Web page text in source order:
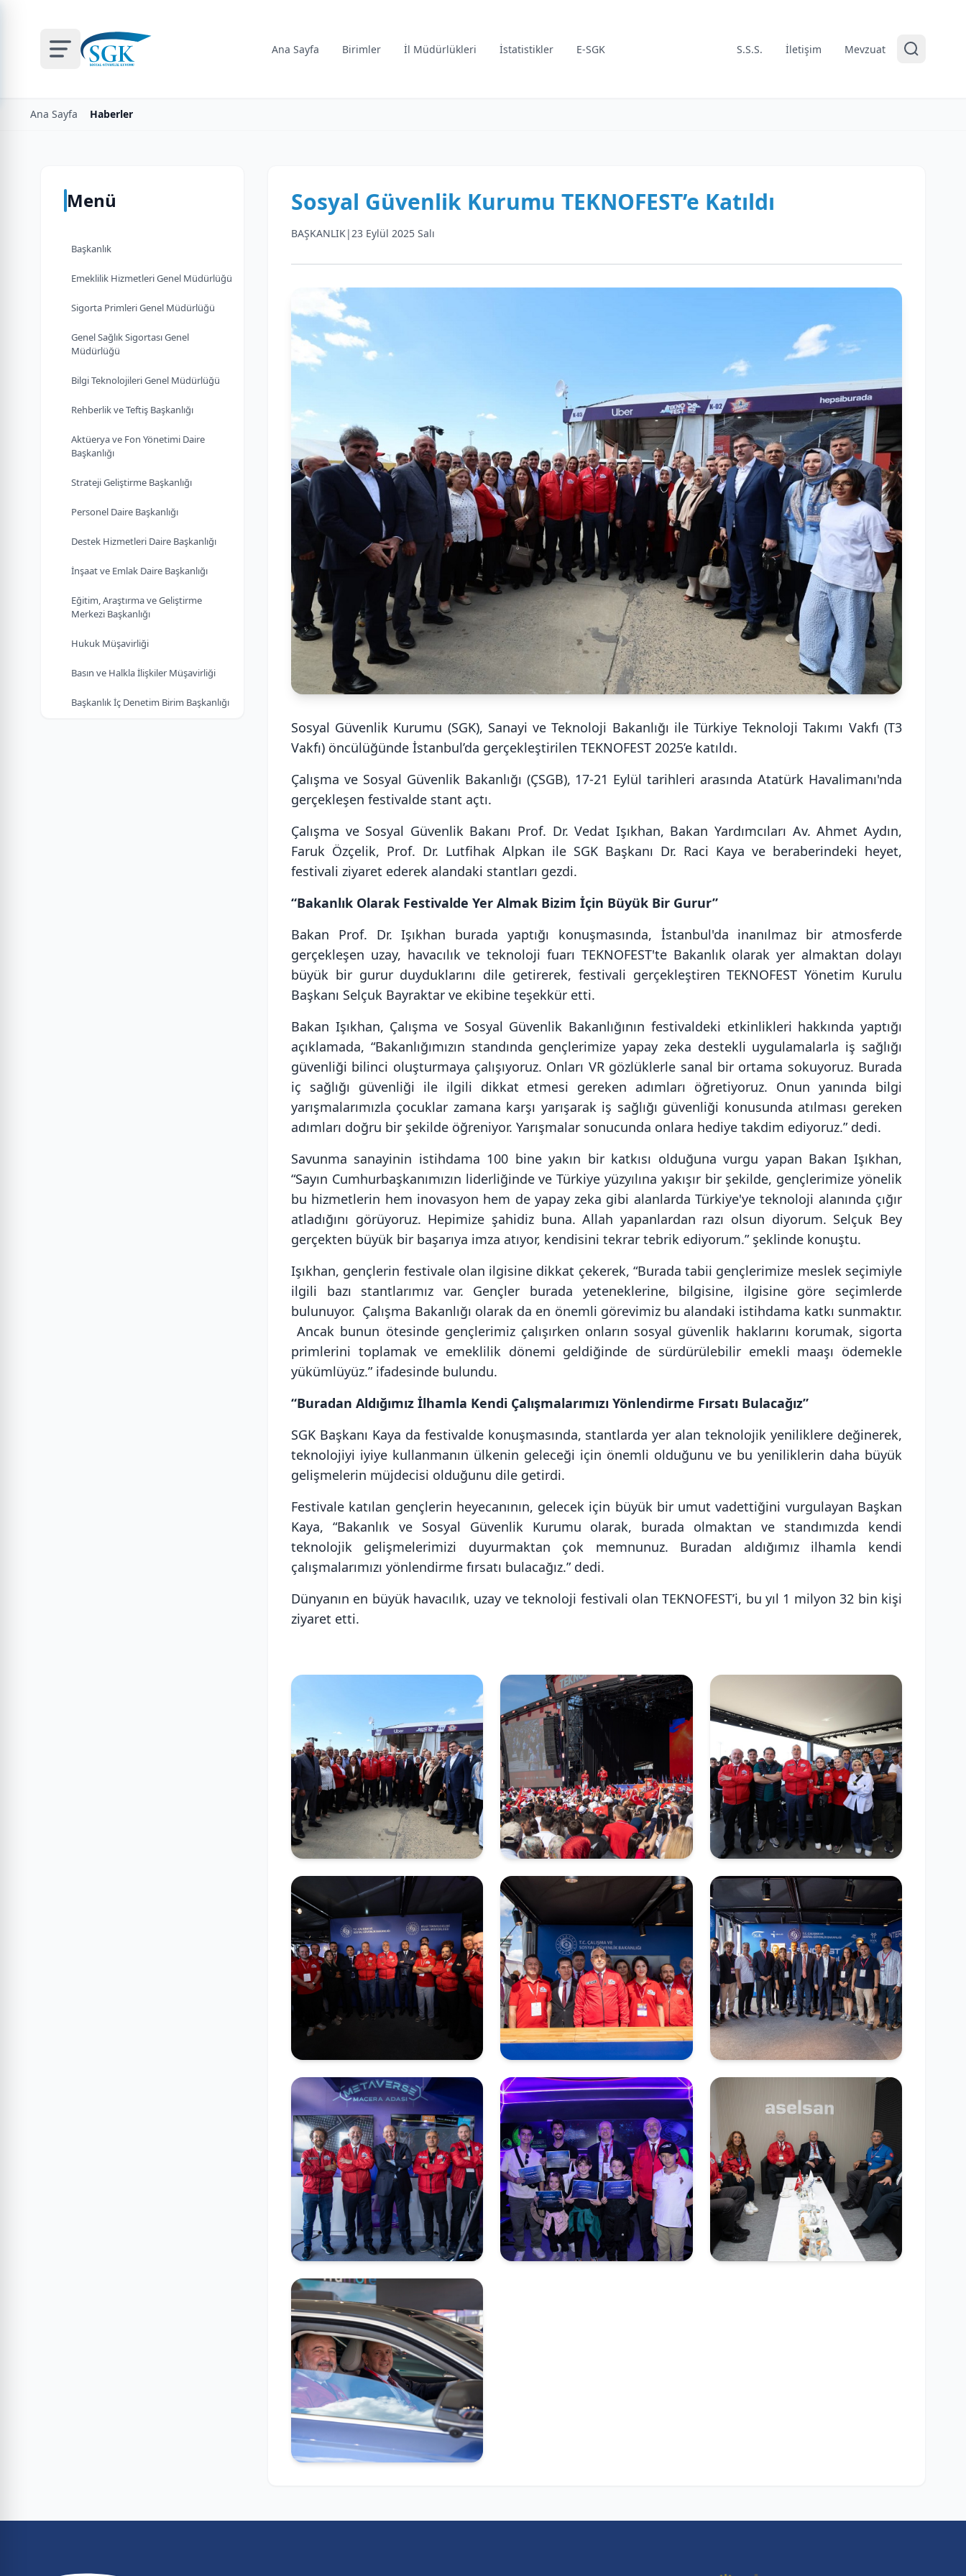
Ana Sayfa Birimler İl Müdürlükleri İstatistikler E-SGK S.S.S. İletişim Mevzuat
Ana Sayfa Haberler
Menü
Başkanlık
Emeklilik Hizmetleri Genel Müdürlüğü
Sigorta Primleri Genel Müdürlüğü
Genel Sağlık Sigortası Genel
Müdürlüğü
Bilgi Teknolojileri Genel Müdürlüğü
Rehberlik ve Teftiş Başkanlığı
Aktüerya ve Fon Yönetimi Daire
Başkanlığı
Strateji Geliştirme Başkanlığı
Personel Daire Başkanlığı
Destek Hizmetleri Daire Başkanlığı
İnşaat ve Emlak Daire Başkanlığı
Eğitim, Araştırma ve Geliştirme
Merkezi Başkanlığı
Hukuk Müşavirliği
Basın ve Halkla İlişkiler Müşavirliği
Başkanlık İç Denetim Birim Başkanlığı
Sosyal Güvenlik Kurumu TEKNOFEST’e Katıldı
BAŞKANLIK|23 Eylül 2025 Salı
Sosyal Güvenlik Kurumu (SGK), Sanayi ve Teknoloji Bakanlığı ile Türkiye Teknoloji Takımı Vakfı (T3
Vakfı) öncülüğünde İstanbul’da gerçekleştirilen TEKNOFEST 2025’e katıldı.
Çalışma ve Sosyal Güvenlik Bakanlığı (ÇSGB), 17-21 Eylül tarihleri arasında Atatürk Havalimanı'nda
gerçekleşen festivalde stant açtı.
Çalışma ve Sosyal Güvenlik Bakanı Prof. Dr. Vedat Işıkhan, Bakan Yardımcıları Av. Ahmet Aydın,
Faruk Özçelik, Prof. Dr. Lutfihak Alpkan ile SGK Başkanı Dr. Raci Kaya ve beraberindeki heyet,
festivali ziyaret ederek alandaki stantları gezdi.
“Bakanlık Olarak Festivalde Yer Almak Bizim İçin Büyük Bir Gurur”
Bakan Prof. Dr. Işıkhan burada yaptığı konuşmasında, İstanbul'da inanılmaz bir atmosferde
gerçekleşen uzay, havacılık ve teknoloji fuarı TEKNOFEST'te Bakanlık olarak yer almaktan dolayı
büyük bir gurur duyduklarını dile getirerek, festivali gerçekleştiren TEKNOFEST Yönetim Kurulu
Başkanı Selçuk Bayraktar ve ekibine teşekkür etti.
Bakan Işıkhan, Çalışma ve Sosyal Güvenlik Bakanlığının festivaldeki etkinlikleri hakkında yaptığı
açıklamada, “Bakanlığımızın standında gençlerimize yapay zeka destekli uygulamalarla iş sağlığı
güvenliği bilinci oluşturmaya çalışıyoruz. Onları VR gözlüklerle sanal bir ortama sokuyoruz. Burada
iç sağlığı güvenliği ile ilgili dikkat etmesi gereken adımları öğretiyoruz. Onun yanında bilgi
yarışmalarımızla çocuklar zamana karşı yarışarak iş sağlığı güvenliği konusunda atılması gereken
adımları doğru bir şekilde öğreniyor. Yarışmalar sonucunda onlara hediye takdim ediyoruz.” dedi.
Savunma sanayinin istihdama 100 bine yakın bir katkısı olduğuna vurgu yapan Bakan Işıkhan,
“Sayın Cumhurbaşkanımızın liderliğinde ve Türkiye yüzyılına yakışır bir şekilde, gençlerimize yönelik
bu hizmetlerin hem inovasyon hem de yapay zeka gibi alanlarda Türkiye'ye teknoloji alanında çığır
atladığını görüyoruz. Hepimize şahidiz buna. Allah yapanlardan razı olsun diyorum. Selçuk Bey
gerçekten büyük bir başarıya imza atıyor, kendisini tekrar tebrik ediyorum.” şeklinde konuştu.
Işıkhan, gençlerin festivale olan ilgisine dikkat çekerek, “Burada tabii gençlerimize meslek seçimiyle
ilgili bazı stantlarımız var. Gençler burada yeteneklerine, bilgisine, ilgisine göre seçimlerde
bulunuyor. Çalışma Bakanlığı olarak da en önemli görevimiz bu alandaki istihdama katkı sunmaktır.
Ancak bunun ötesinde gençlerimiz çalışırken onların sosyal güvenlik haklarını korumak, sigorta
primlerini toplamak ve emeklilik dönemi geldiğinde de sürdürülebilir emekli maaşı ödemekle
yükümlüyüz.” ifadesinde bulundu.
“Buradan Aldığımız İlhamla Kendi Çalışmalarımızı Yönlendirme Fırsatı Bulacağız”
SGK Başkanı Kaya da festivalde konuşmasında, stantlarda yer alan teknolojik yeniliklere değinerek,
teknolojiyi iyiye kullanmanın ülkenin geleceği için önemli olduğunu ve bu yeniliklerin daha büyük
gelişmelerin müjdecisi olduğunu dile getirdi.
Festivale katılan gençlerin heyecanının, gelecek için büyük bir umut vadettiğini vurgulayan Başkan
Kaya, “Bakanlık ve Sosyal Güvenlik Kurumu olarak, burada olmaktan ve standımızda kendi
teknolojik gelişmelerimizi duyurmaktan çok memnunuz. Buradan aldığımız ilhamla kendi
çalışmalarımızı yönlendirme fırsatı bulacağız.” dedi.
Dünyanın en büyük havacılık, uzay ve teknoloji festivali olan TEKNOFEST’i, bu yıl 1 milyon 32 bin kişi
ziyaret etti.